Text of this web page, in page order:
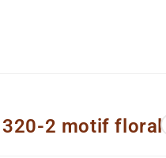
320-2 motif floral